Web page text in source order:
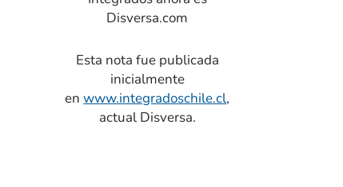
Disversa.com
Esta nota fue publicada
inicialmente
enwww.integradoschile.cl,
actual Disversa.